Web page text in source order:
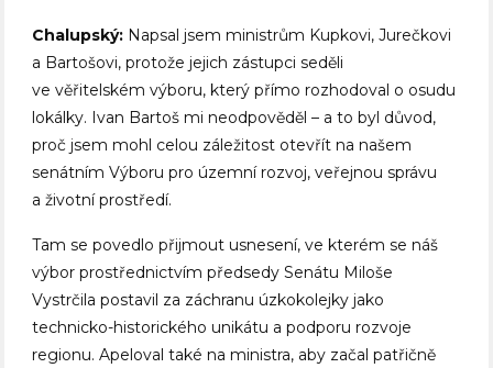
Chalupský: Napsal jsem ministrům Kupkovi, Jurečkovi
a Bartošovi, protože jejich zástupci seděli
ve věřitelském výboru, který přímo rozhodoval o osudu
lokálky. Ivan Bartoš mi neodpověděl – a to byl důvod,
proč jsem mohl celou záležitost otevřít na našem
senátním Výboru pro územní rozvoj, veřejnou správu
a životní prostředí.
Tam se povedlo přijmout usnesení, ve kterém se náš
výbor prostřednictvím předsedy Senátu Miloše
Vystrčila postavil za záchranu úzkokolejky jako
technicko-historického unikátu a podporu rozvoje
regionu. Apeloval také na ministra, aby začal patřičně